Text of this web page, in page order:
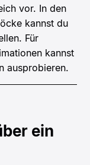
vor. In den
kannst du
Für
kannst
ausprobieren.
ein